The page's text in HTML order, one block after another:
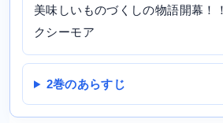
美味しいものづくしの物語開幕！
クシーモア
2巻のあらすじ